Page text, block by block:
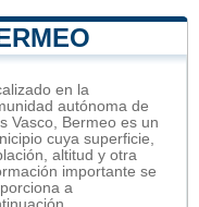
en la
autónoma de
Vasco, Bermeo es un
cuya superficie,
altitud y otra
importante se
a